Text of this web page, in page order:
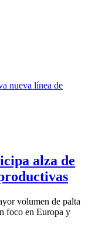
alza de
volumen de palta
foco en Europa y